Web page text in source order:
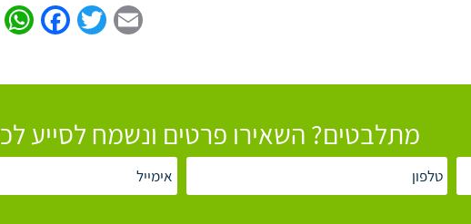
Email
מתלבטים? השאירו פרטים ונשמח לסייע